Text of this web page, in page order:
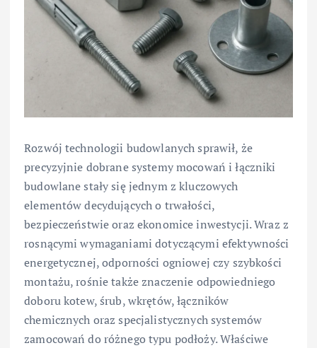
Rozwój technologii budowlanych sprawił, że
precyzyjnie dobrane systemy mocowań i łączniki
budowlane stały się jednym z kluczowych
elementów decydujących o trwałości,
bezpieczeństwie oraz ekonomice inwestycji. Wraz z
rosnącymi wymaganiami dotyczącymi efektywności
energetycznej, odporności ogniowej czy szybkości
montażu, rośnie także znaczenie odpowiedniego
doboru kotew, śrub, wkrętów, łączników
chemicznych oraz specjalistycznych systemów
zamocowań do różnego typu podłoży. Właściwe